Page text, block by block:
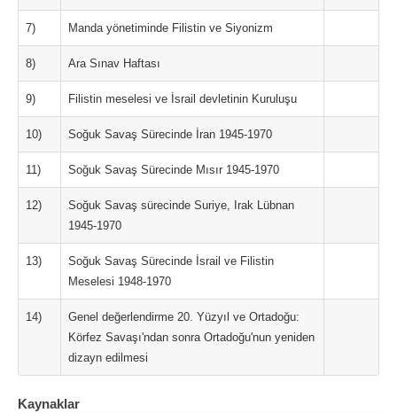
7) Manda yönetiminde Filistin ve Siyonizm
8) Ara Sınav Haftası
9) Filistin meselesi ve İsrail devletinin Kuruluşu
10) Soğuk Savaş Sürecinde İran 1945-1970
11) Soğuk Savaş Sürecinde Mısır 1945-1970
12)
Soğuk Savaş sürecinde Suriye, Irak Lübnan
1945-1970
13)
Soğuk Savaş Sürecinde İsrail ve Filistin
Meselesi 1948-1970
14)
Genel değerlendirme 20. Yüzyıl ve Ortadoğu:
Körfez Savaşı'ndan sonra Ortadoğu'nun yeniden
dizayn edilmesi
Kaynaklar